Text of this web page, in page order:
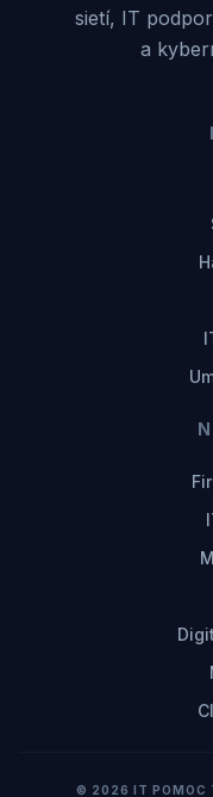
sietí, IT
a
© 2026 IT POMOC